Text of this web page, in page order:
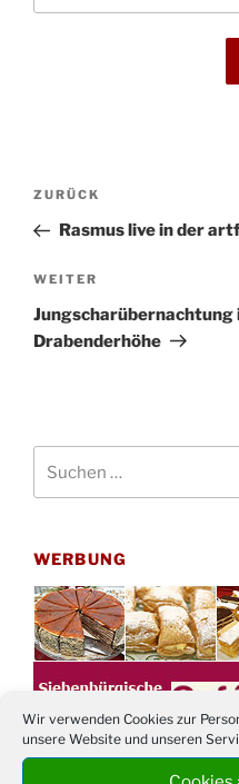
Wir verwenden Cookies zur
unsere Website und unseren
Beitragsnavigation
Vorheriger
Beitrag
ZURÜCK
Rasmus live in der
Nächster
Beitrag
WEITER
Jungscharübernachtung
Drabenderhöhe
nach:
WERBUNG